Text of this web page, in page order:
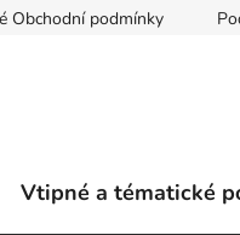
Obchodní podmínky
Vtipné a tématické